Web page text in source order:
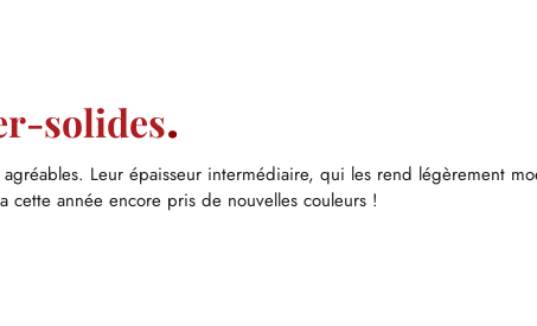
solides
Leur épaisseur intermédiaire, qui les rend légèrement
cette année encore pris de nouvelles couleurs !